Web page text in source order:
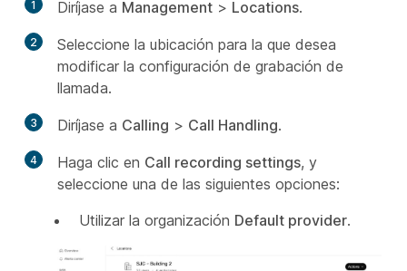
1 Diríjase a Management > Locations.
2
Seleccione la ubicación para la que desea
modificar la configuración de grabación de
llamada.
3 Diríjase a Calling > Call Handling.
4 Haga clic en Call recording settings, y
seleccione una de las siguientes opciones:
Utilizar la organización Default provider.